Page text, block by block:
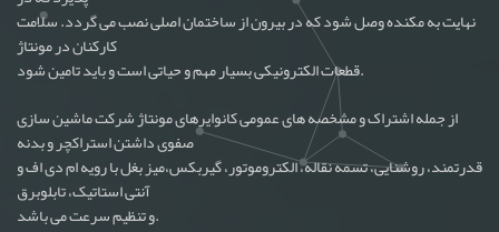
نهایت به مکنده وصل شود که در بیرون از ساختمان اصلی نصب می گردد. سلامت
کارکنان در مونتاژ
قطعات الکترونیکی بسیار مهم و حیاتی است و باید تامین شود.
از جمله اشتراک و مشخصه های عمومی کانوایرهای مونتاژ شرکت ماشین سازی
صفوی داشتن استراکچر و بدنه
قدرتمند، روشنایی، تسمه نقاله، الکتروموتور، گیربکس،میز بغل با رویه ام دی اف و
آنتی استاتیک، تابلوبرق
و تنظیم سرعت می باشد.